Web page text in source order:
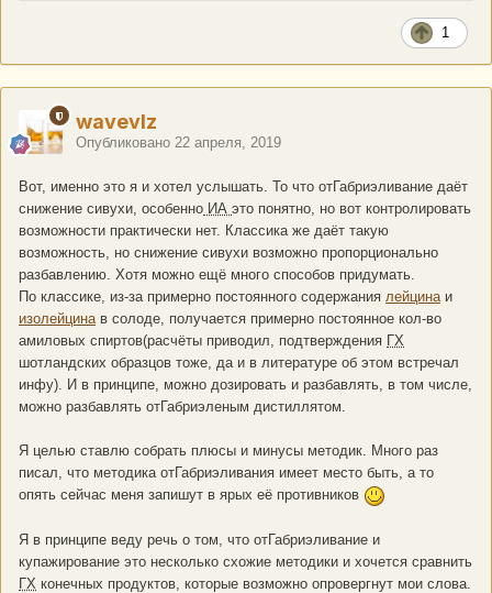
1
wavevlz
Опубликовано 22 апреля, 2019
Вот, именно это я и хотел услышать. То что отГабриэливание даёт
снижение сивухи, особенно ИА это понятно, но вот контролировать
возможности практически нет. Классика же даёт такую
возможность, но снижение сивухи возможно пропорционально
разбавлению. Хотя можно ещё много способов придумать.
По классике, из-за примерно постоянного содержания лейцинаи
изолейцинав солоде, получается примерно постоянное кол-во
амиловых спиртов(расчёты приводил, подтверждения ГХ
шотландских образцов тоже, да и в литературе об этом встречал
инфу). И в принципе, можно дозировать и разбавлять, в том числе,
можно разбавлять отГабриэленым дистиллятом.
Я целью ставлю собрать плюсы и минусы методик. Много раз
писал, что методика отГабриэливания имеет место быть, а то
опять сейчас меня запишут в ярых её противников
Я в принципе веду речь о том, что отГабриэливание и
купажирование это несколько схожие методики и хочется сравнить
ГХ конечных продуктов, которые возможно опровергнут мои слова.